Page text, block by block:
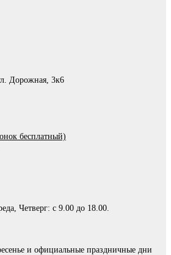
Дорожная, 3к6
бесплатный)
Четверг: с 9.00 до 18.00.
и официальные праздничные дни